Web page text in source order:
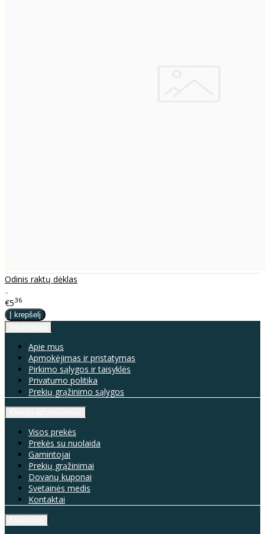
Odinis raktų dėklas
..
€536
Apie mus
Apmokėjimas ir pristatymas
Pirkimo sąlygos ir taisyklės
Privatumo politika
Prekių grąžinimo sąlygos
Visos prekės
Prekės su nuolaida
Gamintojai
Prekių grąžinimai
Dovanų kuponai
Svetainės medis
Kontaktai